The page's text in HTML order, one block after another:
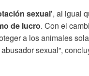
sexual', al igual
de lucro. Con el
a los animales
sexual”,